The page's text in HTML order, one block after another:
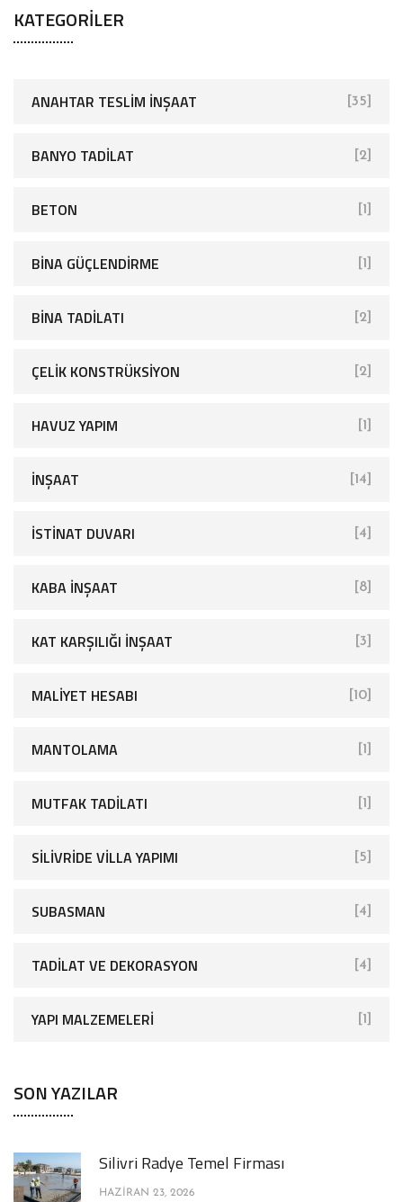
KATEGORILER
ANAHTAR TESLIM İNŞAAT [35]
BANYO TADILAT [2]
BETON [1]
BINA GÜÇLENDIRME [1]
BINA TADILATI [2]
ÇELIK KONSTRÜKSIYON [2]
HAVUZ YAPIM [1]
İNŞAAT [14]
İSTINAT DUVARI [4]
KABA İNŞAAT [8]
KAT KARŞILIĞI İNŞAAT [3]
MALIYET HESABI [10]
MANTOLAMA [1]
MUTFAK TADILATI [1]
SİLİVRİDE VİLLA YAPIMI [5]
SUBASMAN [4]
TADILAT VE DEKORASYON [4]
YAPI MALZEMELERI [1]
SON YAZILAR
Silivri Radye Temel Firması
HAZIRAN 23, 2026